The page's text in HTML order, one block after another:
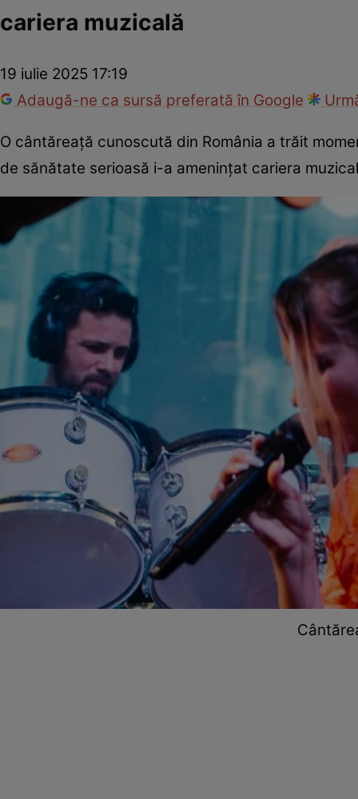
cariera muzicală
19 iulie 2025 17:19
Adaugă-ne ca sursă preferată în Google
O cântăreață cunoscută din România a trăit
de sănătate serioasă i-a amenințat cariera